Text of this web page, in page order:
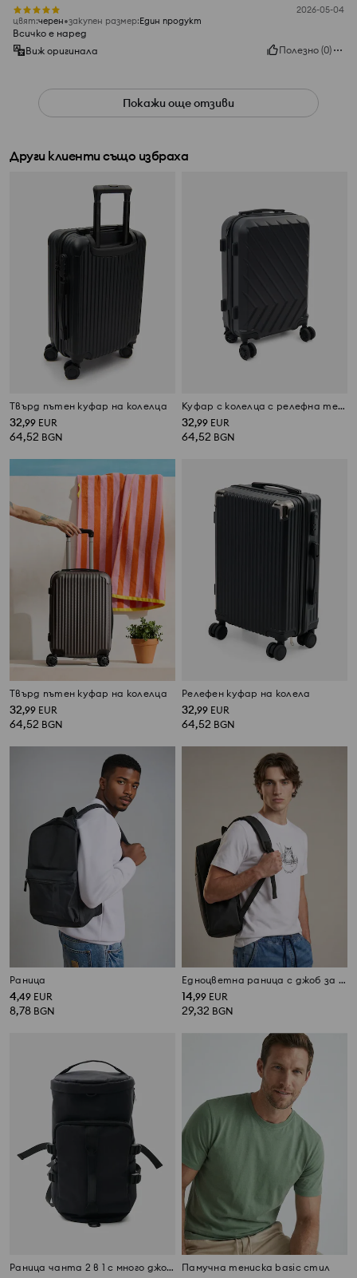
2026-05-04
цвят:черeн закупен размер:Един продукт
Всичко е наред
Виж оригинала
Полезно (0)
Покажи още отзиви
Други клиенти също избраха
Твърд пътен куфар на колелца
32,99 EUR
64,52 BGN
Куфар с колелца с релефна текстура
32,99 EUR
64,52 BGN
Твърд пътен куфар на колелца
32,99 EUR
64,52 BGN
Релефен куфар на колела
32,99 EUR
64,52 BGN
Раница
4,49 EUR
8,78 BGN
Едноцветна раница с джоб за лаптоп
14,99 EUR
29,32 BGN
Раница чанта 2 в 1 с много джобове Памучна тениска basic стил